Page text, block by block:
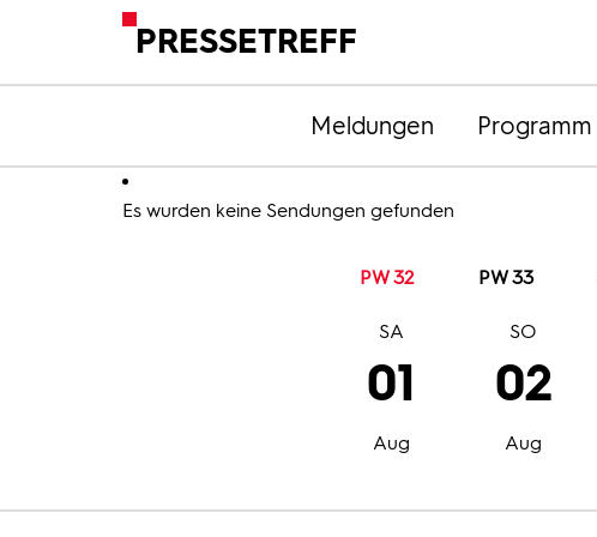
PRESSETREFF
Meldungen Programm
Es wurden keine Sendungen gefunden
PW 32 PW 33
01
Aug
SA
02
Aug
SO